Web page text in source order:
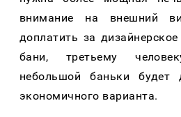
внимание на внешний
доплатить за
бани, третьему
небольшой баньки будет
экономичного варианта.